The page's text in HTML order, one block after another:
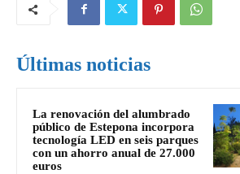
Últimas noticias
La renovación del alumbrado
público de Estepona incorpora
tecnología LED en seis parques
con un ahorro anual de 27.000
euros